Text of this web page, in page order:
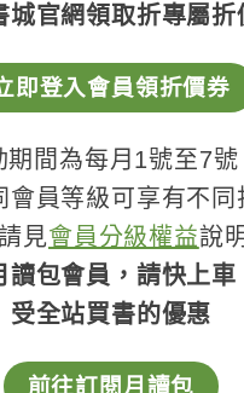
城官網領取折專屬折
即登入會員領折價券
期間為每月1號至7號
會員等級可享有不同
見會員分級權益說
讀包會員，請快上車
受全站買書的優惠
前往訂閱月讀包